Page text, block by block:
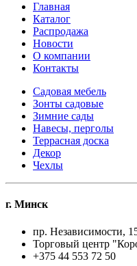
Главная
Каталог
Распродажа
Новости
О компании
Контакты
Садовая мебель
Зонты садовые
Зимние сады
Навесы, перголы
Террасная доска
Декор
Чехлы
г. Минск
пр. Независимости,
Торговый центр
+375 44 553 72 50